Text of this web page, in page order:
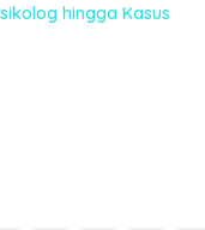
hingga Kasus